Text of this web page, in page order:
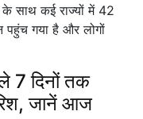
साथ कई राज्यों में 42
पहुंच गया है और लोगों
दिनों तक
जानें आज